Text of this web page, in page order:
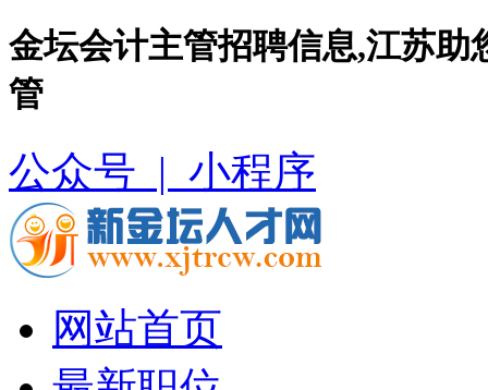
金坛会计主管招聘信息,江苏
管
公众号 | 小程序
网站首页